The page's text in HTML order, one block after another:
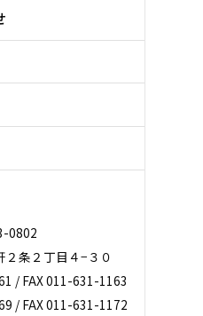
0802
条２丁目４−３０
/ FAX 011-631-1163
/ FAX 011-631-1172